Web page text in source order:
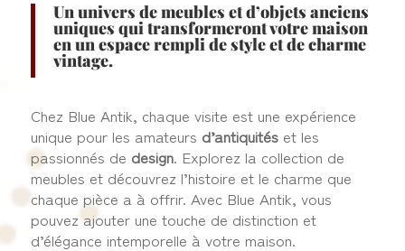
Un univers de meubles et d’objets anciens
uniques qui transformeront votre maison
en un espace rempli de style et de charme
vintage.
Chez Blue Antik, chaque visite est une expérience
unique pour les amateurs d’antiquitéset les
passionnés de design. Explorez la collection de
meubles et découvrez l’histoire et le charme que
chaque pièce a à offrir. Avec Blue Antik, vous
pouvez ajouter une touche de distinction et
d’élégance intemporelle à votre maison.